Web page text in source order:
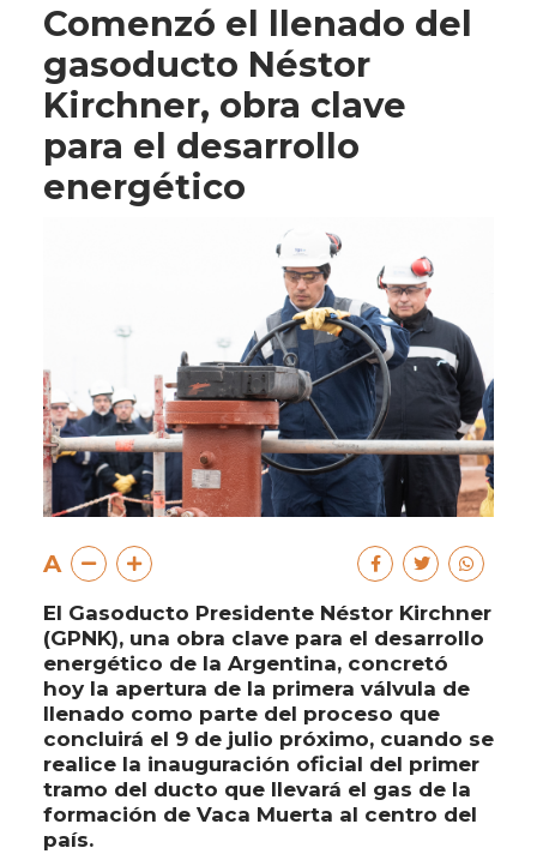
Comenzó el llenado del
gasoducto Néstor
Kirchner, obra clave
para el desarrollo
energético
A
El Gasoducto Presidente Néstor Kirchner
(GPNK), una obra clave para el desarrollo
energético de la Argentina, concretó
hoy la apertura de la primera válvula de
llenado como parte del proceso que
concluirá el 9 de julio próximo, cuando se
realice la inauguración oficial del primer
tramo del ducto que llevará el gas de la
formación de Vaca Muerta al centro del
país.